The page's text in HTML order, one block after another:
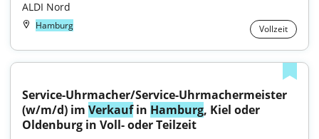
ALDI Nord
Hamburg Vollzeit
Service-Uhrmacher/Service-Uhrmachermeister
(w/m/d) im Verkauf in Hamburg, Kiel oder
Oldenburg in Voll- oder Teilzeit